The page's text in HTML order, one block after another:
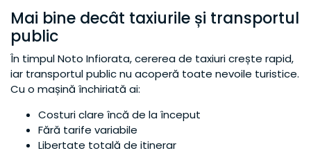
Mai bine decât taxiurile și transportul
public
În timpul Noto Infiorata, cererea de taxiuri crește rapid,
iar transportul public nu acoperă toate nevoile turistice.
Cu o mașină închiriată ai:
Costuri clare încă de la început
Fără tarife variabile
Libertate totală de itinerar